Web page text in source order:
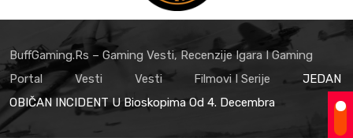
BuffGaming.rs – Gaming Vesti, Recenzije Igara I Gaming
Portal
Vesti Vesti Filmovi I Serije
JEDAN
OBIČAN INCIDENT U Bioskopima Od 4. Decembra